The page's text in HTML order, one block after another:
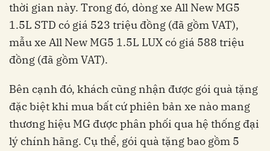
thời gian này. Trong đó, dòng xe All New MG5
1.5L STD có giá 523 triệu đồng (đã gồm VAT),
mẫu xe All New MG5 1.5L LUX có giá 588 triệu
đồng (đã gồm VAT).
Bên cạnh đó, khách cũng nhận được gói quà tặng
đặc biệt khi mua bất cứ phiên bản xe nào mang
thương hiệu MG được phân phối qua hệ thống đại
lý chính hãng. Cụ thể, gói quà tặng bao gồm 5